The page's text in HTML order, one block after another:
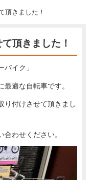
頂きました！
頂きました！
イク」
適な自転車です。
り付けさせて頂きまし
わせください。